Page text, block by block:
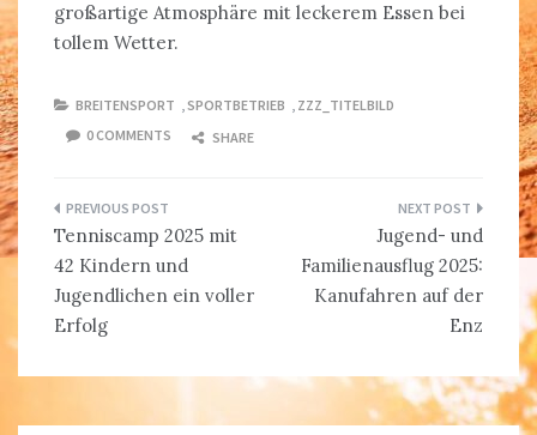
großartige Atmosphäre mit leckerem Essen bei
tollem Wetter.
BREITENSPORT ,SPORTBETRIEB , ZZZ_TITELBILD
0 COMMENTS
SHARE
Beitragsnavigation
Tenniscamp 2025 mit
42 Kindern und
Jugendlichen ein voller
Erfolg
Jugend- und
Familienausflug 2025:
Kanufahren auf der
Enz